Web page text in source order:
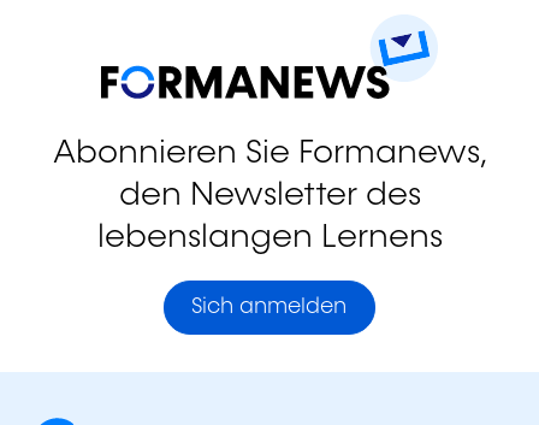
Abonnieren Sie Formanews,
den Newsletter des
lebenslangen Lernens
Sich anmelden